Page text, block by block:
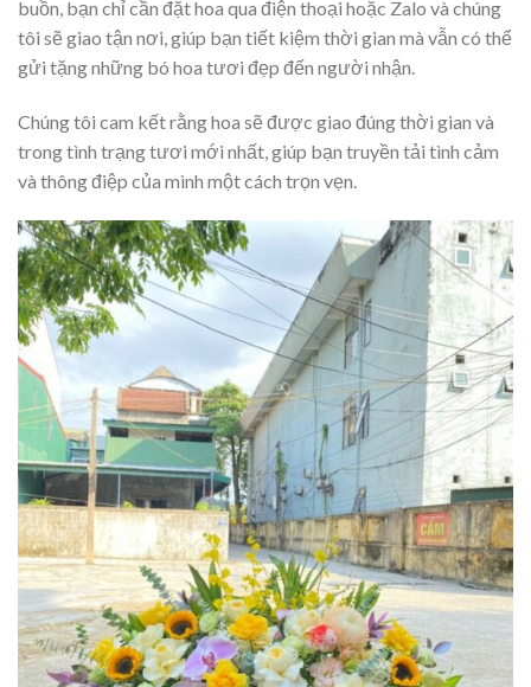
buồn, bạn chỉ cần đặt hoa qua điện thoại hoặc Zalo và chúng
tôi sẽ giao tận nơi, giúp bạn tiết kiệm thời gian mà vẫn có thể
gửi tặng những bó hoa tươi đẹp đến người nhận.
Chúng tôi cam kết rằng hoa sẽ được giao đúng thời gian và
trong tình trạng tươi mới nhất, giúp bạn truyền tải tình cảm
và thông điệp của mình một cách trọn vẹn.